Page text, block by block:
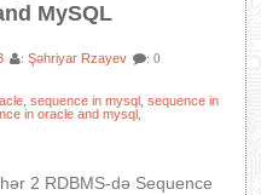
MySQL
:Şəhriyar Rzayev : 0
,sequence in mysql ,sequence in
in oracle and mysql
2 RDBMS-də Sequence